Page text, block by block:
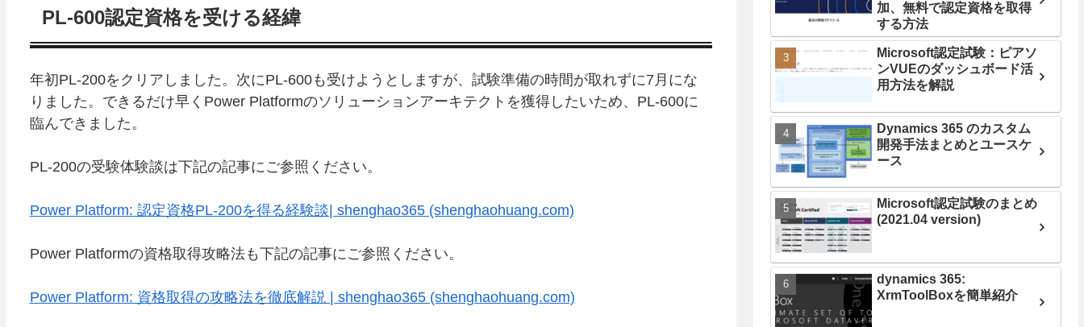
PL-600認定資格を受ける経緯
年初PL-200をクリアしました。次にPL-600も受けようとしますが、試験準備の時間が取れずに7月にな
りました。できるだけ早くPower Platformのソリューションアーキテクトを獲得したいため、PL-600に
臨んできました。
PL-200の受験体験談は下記の記事にご参照ください。
Power Platform: 認定資格PL-200を得る経験談| shenghao365 (shenghaohuang.com)
Power Platformの資格取得攻略法も下記の記事にご参照ください。
Power Platform: 資格取得の攻略法を徹底解説 | shenghao365 (shenghaohuang.com)
加、無料で認定資格を取得
する方法
Microsoft認定試験：ピアソ
ンVUEのダッシュボード活
用方法を解説
Dynamics 365 のカスタム
開発手法まとめとユースケ
ース
Microsoft認定試験のまとめ
(2021.04 version)
dynamics 365:
XrmToolBoxを簡単紹介